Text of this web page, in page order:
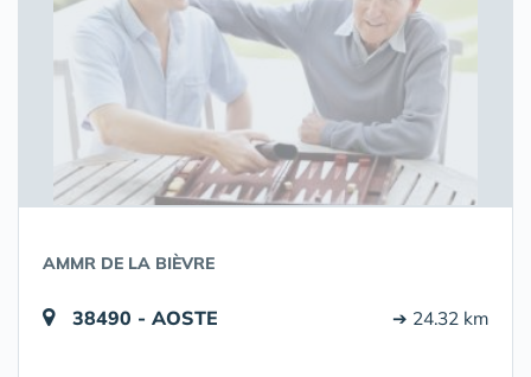
AMMR DE LA BIÈVRE
38490 - AOSTE ➔ 24.32 km